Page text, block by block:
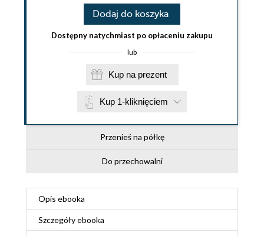
Dodaj do koszyka
Dostępny natychmiast po opłaceniu zakupu
lub
Kup na prezent
Kup 1-kliknięciem
Przenieś na półkę
Do przechowalni
Opis ebooka
Szczegółyebooka